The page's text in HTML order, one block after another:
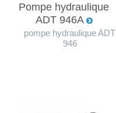
Pompe hydraulique
ADT 946A
pompe hydraulique ADT
946